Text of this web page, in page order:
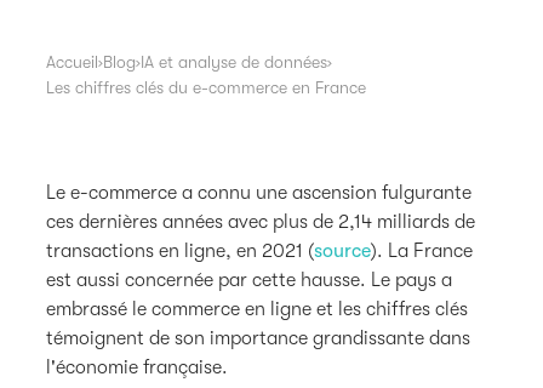
Accueil›Blog›IA et analyse de données›
Les chiffres clés du e-commerce en France
Le e-commerce a connu une ascension fulgurante
ces dernières années avec plus de 2,14 milliards de
transactions en ligne, en 2021 (source). La France
est aussi concernée par cette hausse. Le pays a
embrassé le commerce en ligne et les chiffres clés
témoignent de son importance grandissante dans
l'économie française.